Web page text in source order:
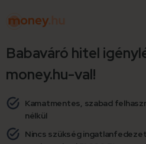
Babaváró hitel
money.hu-val!
Kamatmentes, szabad
nélkül
Nincs szükség